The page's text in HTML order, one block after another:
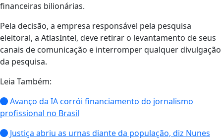
financeiras bilionárias.
Pela decisão, a empresa responsável pela pesquisa
eleitoral, a AtlasIntel, deve retirar o levantamento de seus
canais de comunicação e interromper qualquer divulgação
da pesquisa.
Leia Também:
Avanço da IA corrói financiamento do jornalismo
profissional no Brasil
Justiça abriu as urnas diante da população, diz Nunes